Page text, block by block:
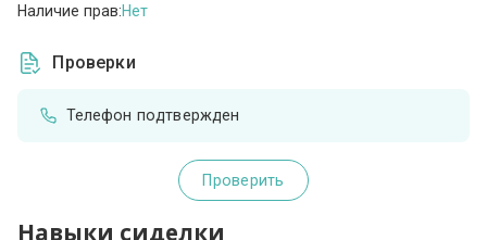
Наличие прав:Нет
Проверки
Телефон подтвержден
Проверить
Навыки сиделки